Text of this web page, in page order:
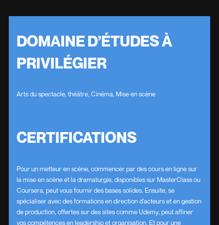
DOMAINE D’ÉTUDES À
PRIVILÉGIER
Arts du spectacle, théâtre, Cinéma, Mise en scène
CERTIFICATIONS
Pour un metteur en scène, commencer par des cours en ligne sur
la mise en scène et la dramaturgie, disponibles sur MasterClass ou
Coursera, peut vous fournir des bases solides. Ensuite, se
spécialiser avec des formations en direction d'acteurs et en gestion
de production, offertes sur des sites comme Udemy, peut affiner
vos compétences en leadership et organisation. Et pour une